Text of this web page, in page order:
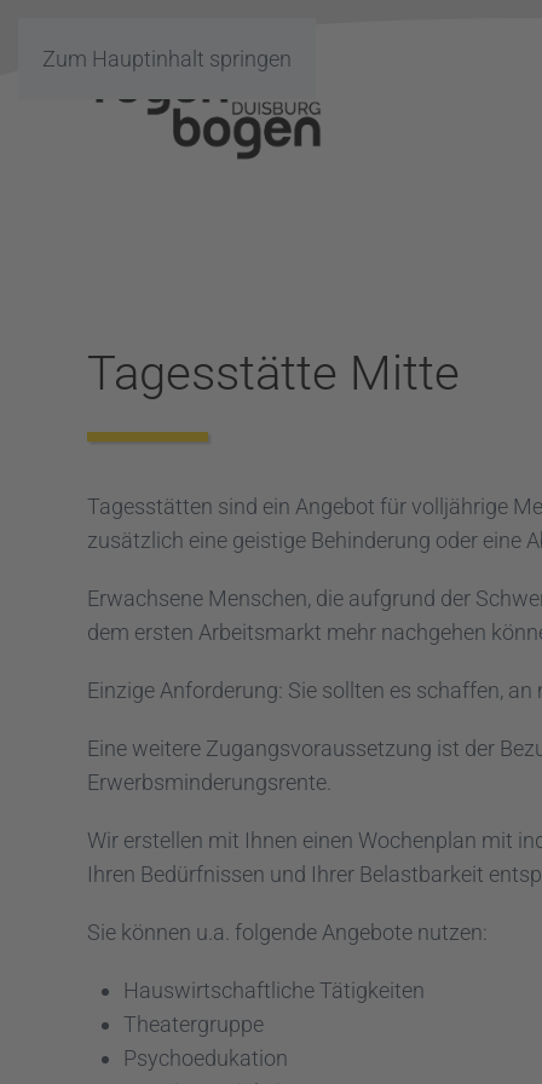
Zum Hauptinhalt springen
Tagesstätte Mitte
Tagesstätten sind ein Angebot für volljährige
zusätzlich eine geistige Behinderung oder eine
Erwachsene Menschen, die aufgrund der
dem ersten Arbeitsmarkt mehr nachgehen
Einzige Anforderung: Sie sollten es schaffen,
Eine weitere Zugangsvoraussetzung ist der
Erwerbsminderungsrente.
Wir erstellen mit Ihnen einen Wochenplan mit
Ihren Bedürfnissen und Ihrer Belastbarkeit
Sie können u.a. folgende Angebote nutzen:
Hauswirtschaftliche Tätigkeiten
Theatergruppe
Psychoedukation